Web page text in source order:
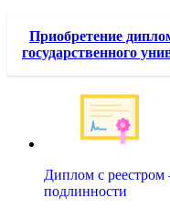
Приобретение
государственного
Диплом с реестром
подлинности